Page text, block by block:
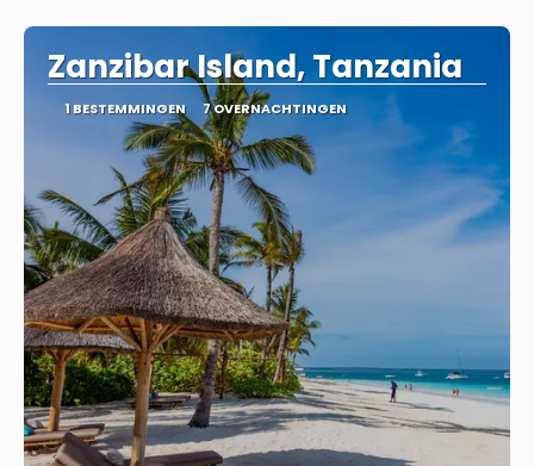
Zanzibar Island, Tanzania
1 BESTEMMINGEN 7 OVERNACHTINGEN